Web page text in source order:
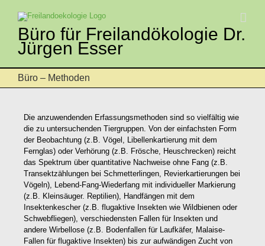
springenBüro für Freilandökologie Dr.
Jürgen Esser
Büro – Methoden
Die anzuwendenden Erfassungsmethoden sind so vielfältig wie
die zu untersuchenden Tiergruppen. Von der einfachsten Form
der Beobachtung (z.B. Vögel, Libellenkartierung mit dem
Fernglas) oder Verhörung (z.B. Frösche, Heuschrecken) reicht
das Spektrum über quantitative Nachweise ohne Fang (z.B.
Transektzählungen bei Schmetterlingen, Revierkartierungen bei
Vögeln), Lebend-Fang-Wiederfang mit individueller Markierung
(z.B. Kleinsäuger. Reptilien), Handfängen mit dem
Insektenkescher (z.B. flugaktive Insekten wie Wildbienen oder
Schwebfliegen), verschiedensten Fallen für Insekten und
andere Wirbellose (z.B. Bodenfallen für Laufkäfer, Malaise-
Fallen für flugaktive Insekten) bis zur aufwändigen Zucht von